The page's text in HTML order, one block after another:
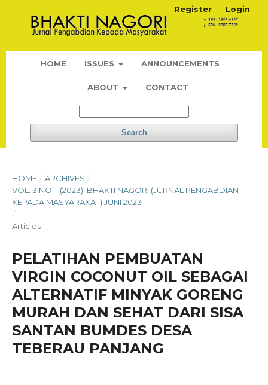
HOME ISSUES ANNOUNCEMENTS
ABOUT CONTACT
Search
Register Login
HOME / ARCHIVES /
VOL. 3 NO. 1 (2023): BHAKTI NAGORI (JURNAL PENGABDIAN
KEPADA MASYARAKAT) JUNI 2023
/
Articles
PELATIHAN PEMBUATAN
VIRGIN COCONUT OIL SEBAGAI
ALTERNATIF MINYAK GORENG
MURAH DAN SEHAT DARI SISA
SANTAN BUMDES DESA
TEBERAU PANJANG